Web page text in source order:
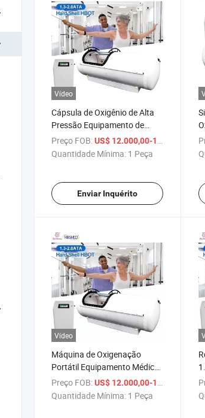
Vídeo
Cápsula de Oxigênio de Alta
Pressão Equipamento de
Reabilitação Gerador de
Oxigênio Câmara Hiperbárica
Preço FOB:US$ 12.000,00-12.800,00
/
Quantidade Mínima: 1 Peça
Enviar Inquérito
Vídeo
Máquina de Oxigenação
Portátil Equipamento Médico
para Paralisia Câmara
Hiperbárica Hbot 3.0ATA à
Preço FOB:US$ 12.000,00-12.800,00
/
Quantidade Mínima: 1 Peça